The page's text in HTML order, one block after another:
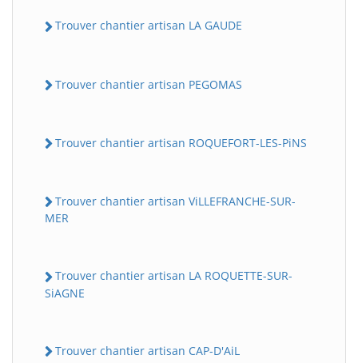
Trouver chantier artisan LA GAUDE
Trouver chantier artisan PEGOMAS
Trouver chantier artisan ROQUEFORT-LES-PiNS
Trouver chantier artisan ViLLEFRANCHE-SUR-
MER
Trouver chantier artisan LA ROQUETTE-SUR-
SiAGNE
Trouver chantier artisan CAP-D'AiL